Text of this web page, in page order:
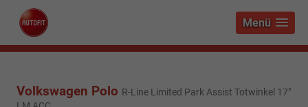
Menü
Volkswagen Polo R-Line Limited Park Assist Totwinkel 17"